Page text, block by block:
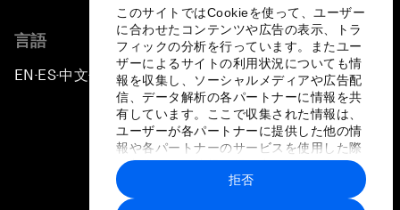
このサイトではCookieを使って、ユーザー
に合わせたコンテンツや広告の表示、トラ
フィックの分析を行っています。またユー
ザーによるサイトの利用状況についても情
報を収集し、ソーシャルメディアや広告配
信、データ解析の各パートナーに情報を共
有しています。ここで収集された情報は、
ユーザーが各パートナーに提供した他の情
報や各パートナーのサービスを使用した際
に収集された情報と組み合わされ、各パー
トナーによって使用されることがありま
す。
拒否
言語
EN ▪ES▪中文▪ 日本語
プライバシーポリシーと利用規約